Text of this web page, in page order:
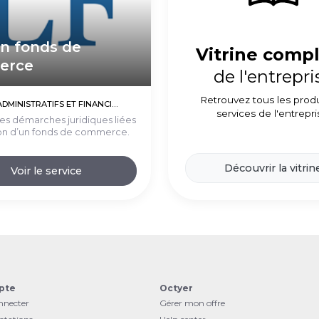
fonds de
SERVICES ADMINISTRATIFS ET FINANCIERS (EXTERNALISATIONS)
démarches juridiques liées
d’un fonds de commerce.
Voir le service
Vitrine
de
Retrouvez tous les
services de
Découvrir la
Octyer
Gérer mon offre